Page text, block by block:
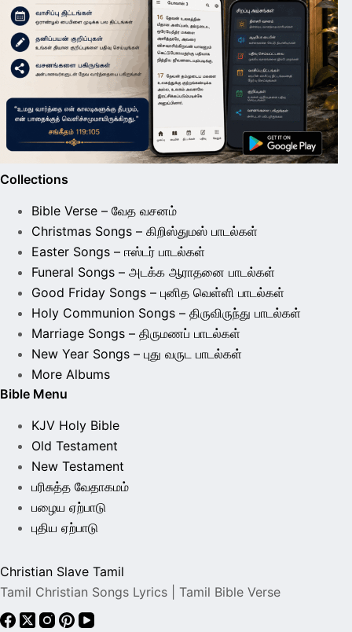
Collections
Bible Verse – வேத வசனம்
Christmas Songs – கிறிஸ்துமஸ் பாடல்கள்
Easter Songs – ஈஸ்டர் பாடல்கள்
Funeral Songs – அடக்க ஆராதனை பாடல்கள்
Good Friday Songs – புனித வெள்ளி பாடல்கள்
Holy Communion Songs – திருவிருந்து பாடல்கள்
Marriage Songs – திருமணப் பாடல்கள்
New Year Songs – புது வருட பாடல்கள்
More Albums
Bible Menu
KJV Holy Bible
Old Testament
New Testament
பரிசுத்த வேதாகமம்
பழைய ஏற்பாடு
புதிய ஏற்பாடு
Christian Slave Tamil
Tamil Christian Songs Lyrics | Tamil Bible Verse